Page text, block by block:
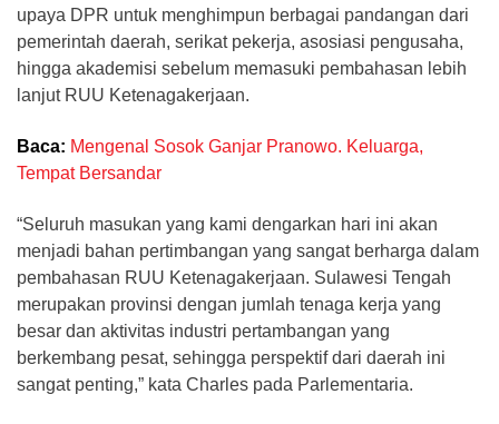
upaya DPR untuk menghimpun berbagai pandangan dari
pemerintah daerah, serikat pekerja, asosiasi pengusaha,
hingga akademisi sebelum memasuki pembahasan lebih
lanjut RUU Ketenagakerjaan.
Baca: Mengenal Sosok Ganjar Pranowo. Keluarga,
Tempat Bersandar
“Seluruh masukan yang kami dengarkan hari ini akan
menjadi bahan pertimbangan yang sangat berharga dalam
pembahasan RUU Ketenagakerjaan. Sulawesi Tengah
merupakan provinsi dengan jumlah tenaga kerja yang
besar dan aktivitas industri pertambangan yang
berkembang pesat, sehingga perspektif dari daerah ini
sangat penting,” kata Charles pada Parlementaria.